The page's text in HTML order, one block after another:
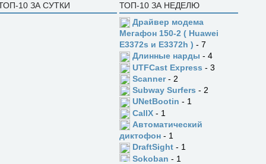
10 ЗА СУТКИ
ТОП-10 ЗА НЕДЕЛЮ
Драйвер модема
Мегафон 150-2 ( Huawei
E3372s и E3372h ) - 7
Длинные нарды - 4
UTFCast Express - 3
Scanner- 2
Subway Surfers - 2
UNetBootin - 1
CallX - 1
Автоматический
диктофон - 1
DraftSight - 1
Sokoban - 1